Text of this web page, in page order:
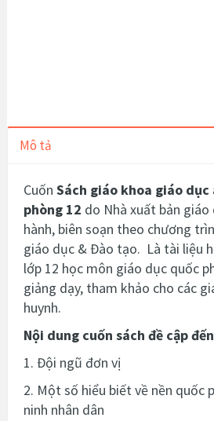
Mô tả
Cuốn Sách giáo khoa giáo
phòng 12 do Nhà xuất bản giáo
hành, biên soạn theo chương
giáo dục & Đào tạo. Là tài liệu
lớp 12 học môn giáo dục quốc
giảng dạy, tham khảo cho các
huynh.
Nội dung cuốn sách đề cập
1. Đội ngũ đơn vị
2. Một số hiểu biết về nền quốc
ninh nhân dân